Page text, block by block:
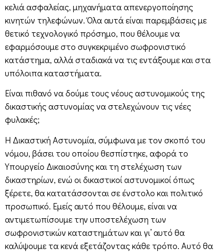
κελιά ασφαλείας, μηχανήματα απενεργοποίησης
κινητών τηλεφώνων. Όλα αυτά είναι παρεμβάσεις με
θετικό τεχνολογικό πρόσημο, που θέλουμε να
εφαρμόσουμε στο συγκεκριμένο σωφρονιστικό
κατάστημα, αλλά σταδιακά να τις εντάξουμε και στα
υπόλοιπα καταστήματα.
Είναι πιθανό να δούμε τους νέους αστυνομικούς της
δικαστικής αστυνομίας να στελεχώνουν τις νέες
φυλακές;
H Δικαστική Αστυνομία, σύμφωνα με τον σκοπό του
νόμου, βάσει του οποίου θεσπίστηκε, αφορά το
Υπουργείο Δικαιοσύνης και τη στελέχωση των
δικαστηρίων, ενώ οι δικαστικοί αστυνομικοί όπως
ξέρετε, θα κατατάσσονται σε ένστολο και πολιτικό
προσωπικό. Εμείς αυτό που θέλουμε, είναι να
αντιμετωπίσουμε την υποστελέχωση των
σωφρονιστικών καταστημάτων και γι’ αυτό θα
καλύψουμε τα κενά εξετάζοντας κάθε τρόπο. Αυτό θα